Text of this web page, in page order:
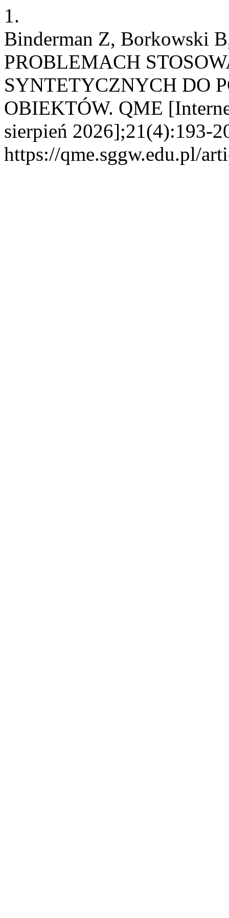
1.
Binderman Z, Borkowski
PROBLEMACH
SYNTETYCZNYCH DO
OBIEKTÓW. QME
sierpień 2026];21(4):193-
https://qme.sggw.edu.pl/